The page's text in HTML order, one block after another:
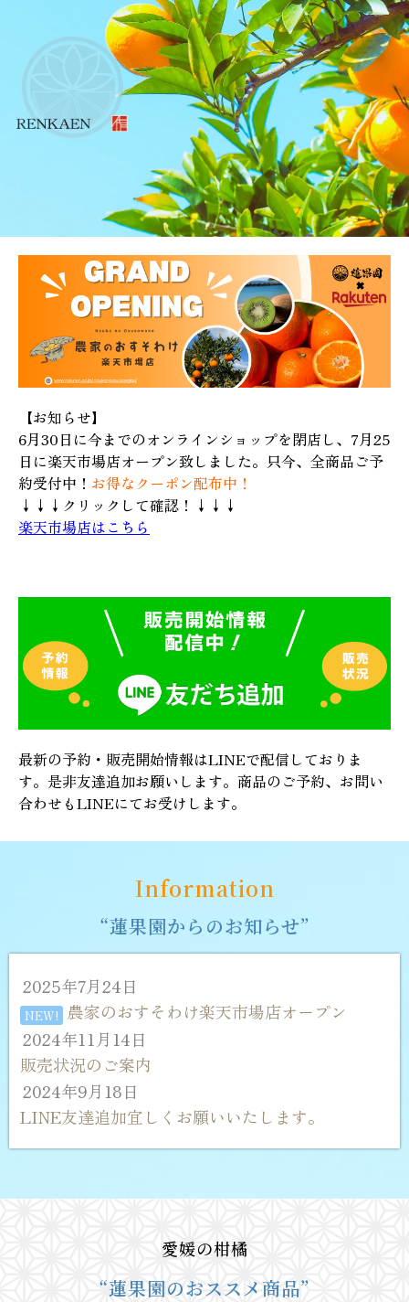
【お知らせ】
6月30日に今までのオンラインショップを閉店し、7月25
日に楽天市場店オープン致しました。只今、全商品ご予
約受付中！ お得なクーポン配布中！
↓↓↓クリックして確認！↓↓↓
楽天市場店はこちら
最新の予約・販売開始情報はLINEで配信しておりま
す。是非友達追加お願いします。商品のご予約、お問い
合わせもLINEにてお受けします。
Information
“蓮果園からのお知らせ”
2025年7月24日
NEW!
農家のおすそわけ楽天市場店オープン
2024年11月14日
販売状況のご案内
2024年9月18日
LINE友達追加宜しくお願いいたします。
愛媛の柑橘
“蓮果園のおススメ商品”